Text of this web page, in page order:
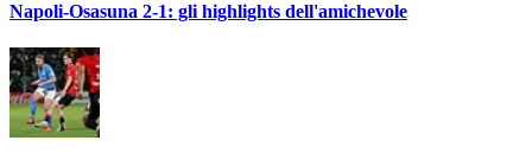
Napoli-Osasuna 2-1: gli highlights dell'amichevole